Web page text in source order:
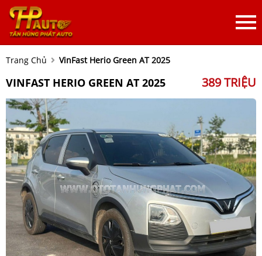
Trang Chủ VinFast Herio Green AT 2025
VINFAST HERIO GREEN AT 2025 389 TRIỆU